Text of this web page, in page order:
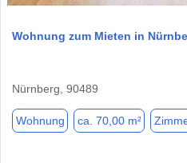
Wohnung zum Mieten in
Nürnberg, 90489
Wohnung ca. 70,00 m²